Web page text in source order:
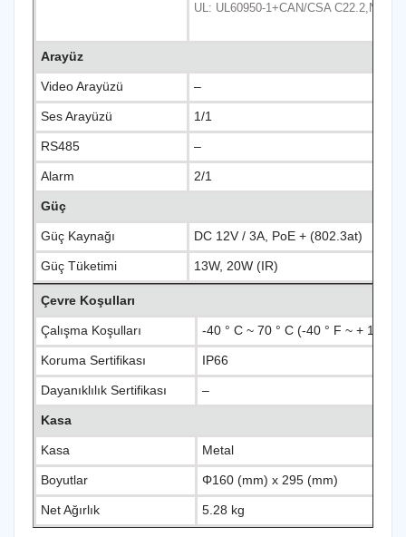
UL: UL60950-1+CAN/CSA C22.2,
Arayüz
Video Arayüzü –
Ses Arayüzü 1/1
RS485 –
Alarm 2/1
Güç
Güç Kaynağı DC 12V / 3A, PoE + (802.3at)
Güç Tüketimi 13W, 20W (IR)
Çevre Koşulları
Çalışma Koşulları -40 ° C ~ 70 ° C (-40 ° F ~ + 158 °
Koruma Sertifikası IP66
Dayanıklılık Sertifikası –
Kasa
Kasa Metal
Boyutlar Φ160 (mm) x 295 (mm)
Net Ağırlık 5.28 kg